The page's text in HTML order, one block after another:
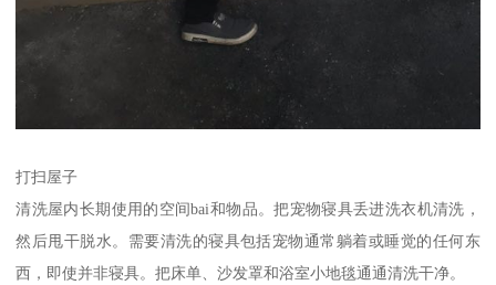
打扫屋子
清洗屋内长期使用的空间bai和物品。把宠物寝具丢进洗衣机清洗，
然后甩干脱水。需要清洗的寝具包括宠物通常躺着或睡觉的任何东
西，即使并非寝具。把床单、沙发罩和浴室小地毯通通清洗干净。